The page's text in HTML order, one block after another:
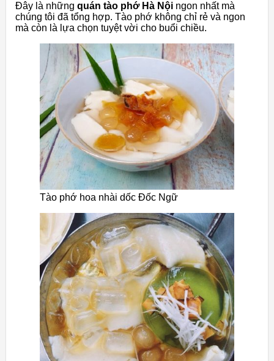
Đây là những quán tào phớ Hà Nội ngon nhất mà
chúng tôi đã tổng hợp. Tào phớ không chỉ rẻ và ngon
mà còn là lựa chọn tuyệt vời cho buổi chiều.
Tào phớ hoa nhài dốc Đốc Ngữ